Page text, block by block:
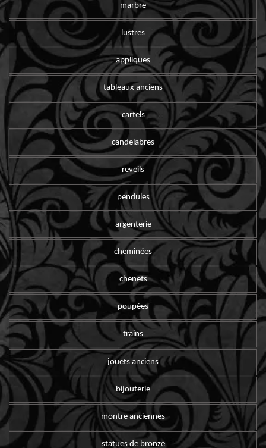
marbre
lustres
appliques
tableaux anciens
cartels
candelabres
reveils
pendules
argenterie
cheminées
chenets
poupées
trains
jouets anciens
bijouterie
montre anciennes
statues de bronze